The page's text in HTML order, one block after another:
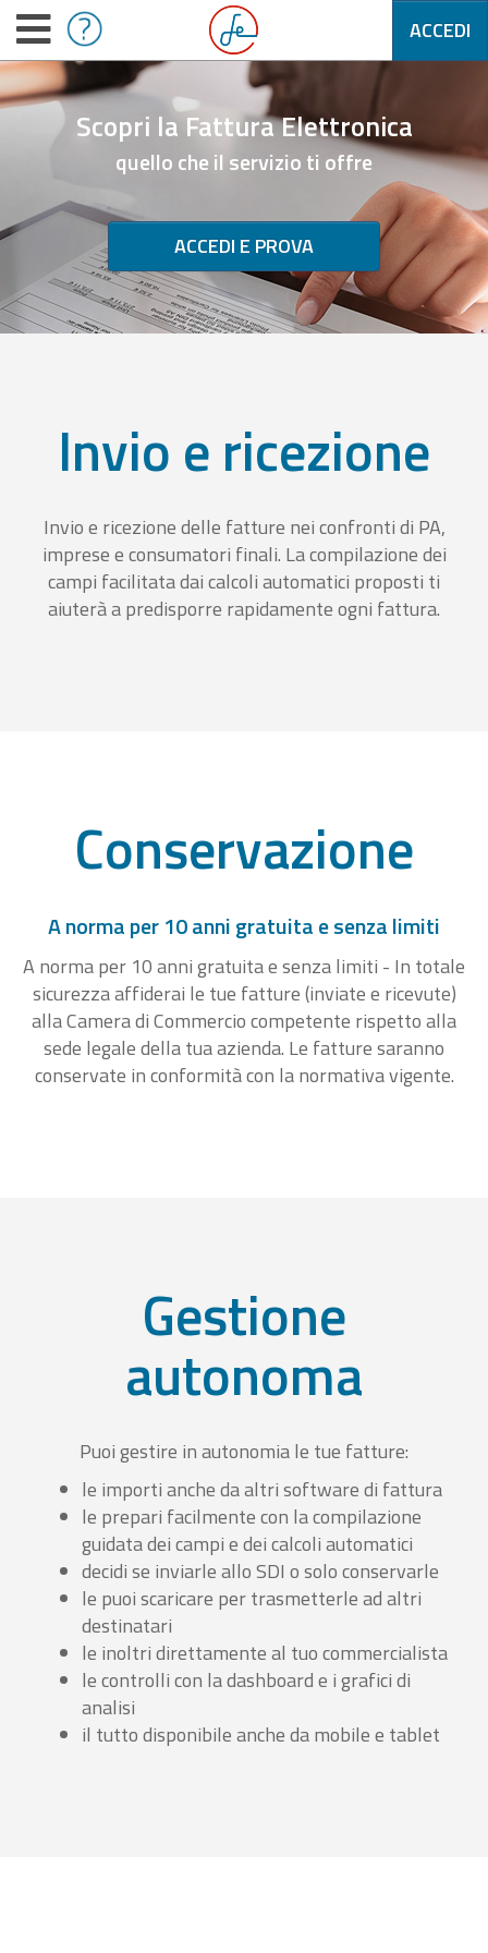
ACCEDI
Scopri la Fattura Elettronica
quello che il servizio ti offre
ACCEDI E PROVA
Invio e ricezione
Invio e ricezione delle fatture nei confronti di PA,
imprese e consumatori finali. La compilazione dei
campi facilitata dai calcoli automatici proposti ti
aiuterà a predisporre rapidamente ogni fattura.
Conservazione
A norma per 10 anni gratuita e senza limiti
A norma per 10 anni gratuita e senza limiti - In totale
sicurezza affiderai le tue fatture (inviate e ricevute)
alla Camera di Commercio competente rispetto alla
sede legale della tua azienda. Le fatture saranno
conservate in conformità con la normativa vigente.
Gestione
autonoma
Puoi gestire in autonomia le tue fatture:
le importi anche da altri software di fattura
le prepari facilmente con la compilazione
guidata dei campi e dei calcoli automatici
decidi se inviarle allo SDI o solo conservarle
le puoi scaricare per trasmetterle ad altri
destinatari
le inoltri direttamente al tuo commercialista
le controlli con la dashboard e i grafici di
analisi
il tutto disponibile anche da mobile e tablet